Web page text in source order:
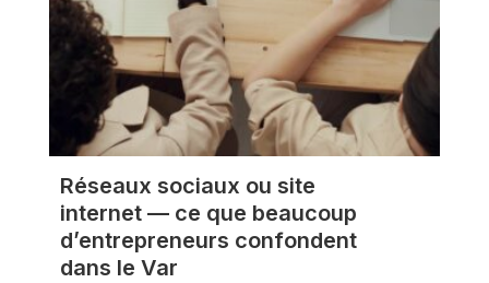
Réseaux sociaux ou site
internet — ce que beaucoup
d’entrepreneurs confondent
dans le Var